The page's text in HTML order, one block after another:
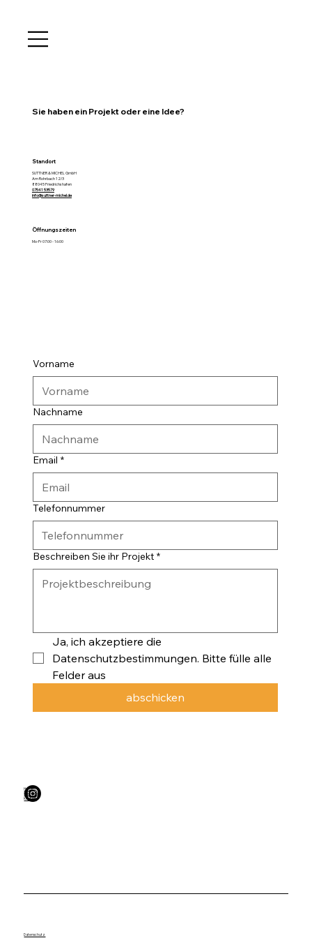
Sie haben ein Projekt oder eine Idee?
Vorname
Nachname
Email *
Telefonnummer
Beschreiben Sie ihr Projekt *
Ja, ich akzeptiere die
Datenschutzbestimmungen. Bitte fülle alle
Felder aus
abschicken
Standort
SUTTNER & MICHEL GmbH
Am Rohrbach 12/3
88045 Friedrichshafen
07541 53579
info@suttner-michel.de
Öffnungszeiten
Mo-Fr 07:00 - 16:00
Home
Über uns
Kontakt
Datenschutz